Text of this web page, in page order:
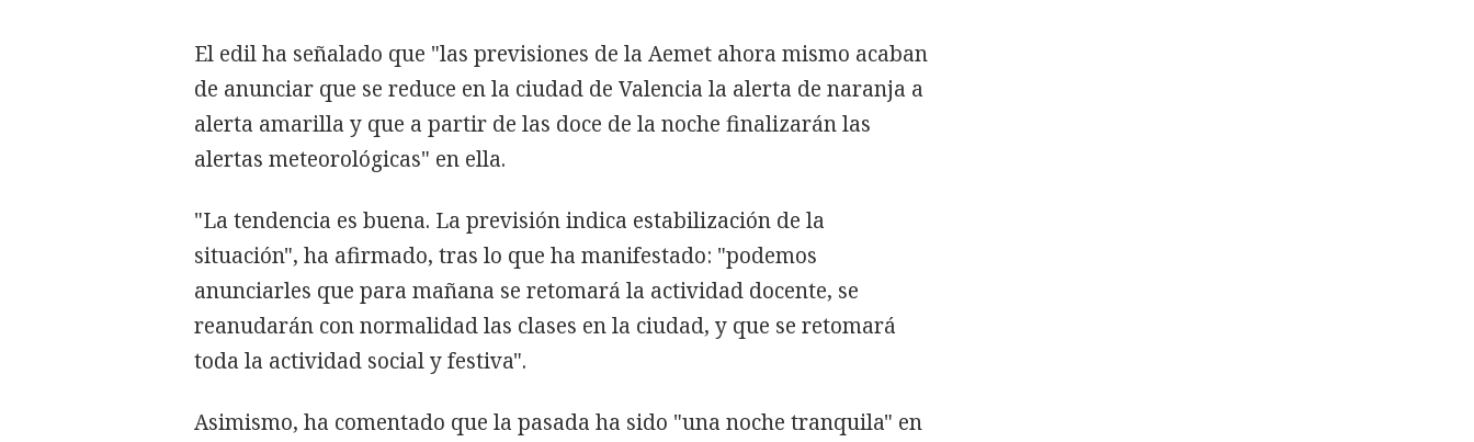
El edil ha señalado que "las previsiones de la Aemet ahora mismo acaban
de anunciar que se reduce en la ciudad de Valencia la alerta de naranja a
alerta amarilla y que a partir de las doce de la noche finalizarán las
alertas meteorológicas" en ella.
"La tendencia es buena. La previsión indica estabilización de la
situación", ha afirmado, tras lo que ha manifestado: "podemos
anunciarles que para mañana se retomará la actividad docente, se
reanudarán con normalidad las clases en la ciudad, y que se retomará
toda la actividad social y festiva".
Asimismo, ha comentado que la pasada ha sido "una noche tranquila" en